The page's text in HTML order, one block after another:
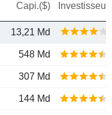
Capi.($) Investisseur
13,21 Md
548 Md
307 Md
144 Md